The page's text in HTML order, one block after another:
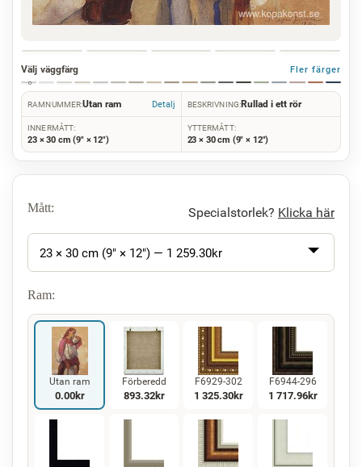
Välj väggfärg Fler färger
RAMNUMMER:Utan ram Detalj BESKRIVNING:Rullad i ett rör
INNERMÅTT:
23 × 30 cm (9" × 12")
YTTERMÅTT:
23 × 30 cm (9" × 12")
Mått: Specialstorlek? Klicka här
23 × 30 cm (9" × 12") — 1 259.30kr
Ram:
Utan ram
0.00kr
Förberedd
893.32kr
F6929-302
1 325.30kr
F6944-296
1 717.96kr